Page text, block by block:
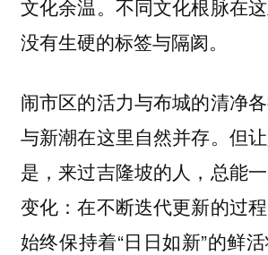
文化余温。不同文化根脉在
没有生硬的标签与隔阂。
闹市区的活力与布城的清净
与新潮在这里自然并存。但
是，来过吉隆坡的人，总能
变化：在不断迭代更新的过
始终保持着“日日如新”的鲜